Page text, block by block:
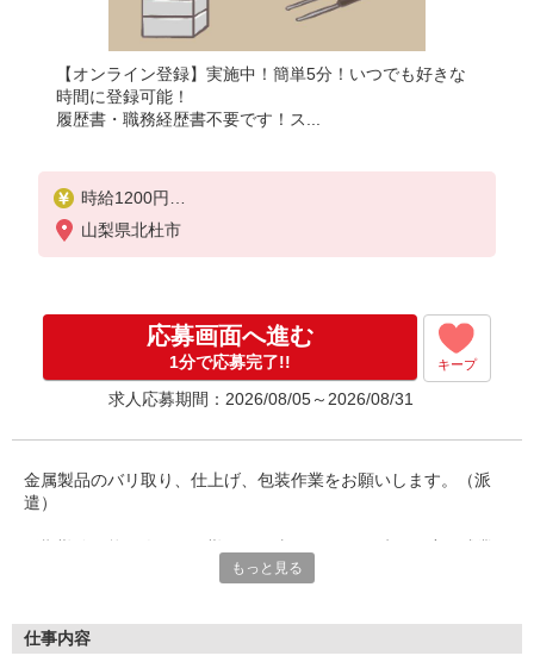
【オンライン登録】実施中！簡単5分！いつでも好きな
時間に登録可能！
履歴書・職務経歴書不要です！ス...
時給1200円
月収例：216、000円（月収例21日実働残業代込）（
残業・休日出勤手当て等が含まれています）
山梨県北杜市
応募画面へ進む
1分で応募完了!! キープ
求人応募期間：2026/08/05～2026/08/31
金属製品のバリ取り、仕上げ、包装作業をお願いします。（派
遣）
あります。小休憩あります。
■お友達紹介キャンペーン！デジタルギフト3000円分プレゼント
もっと見る
仕事内容